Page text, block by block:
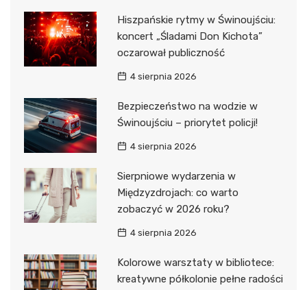
Hiszpańskie rytmy w Świnoujściu:
koncert „Śladami Don Kichota”
oczarował publiczność
4 sierpnia 2026
Bezpieczeństwo na wodzie w
Świnoujściu – priorytet policji!
4 sierpnia 2026
Sierpniowe wydarzenia w
Międzyzdrojach: co warto
zobaczyć w 2026 roku?
4 sierpnia 2026
Kolorowe warsztaty w bibliotece:
kreatywne półkolonie pełne radości